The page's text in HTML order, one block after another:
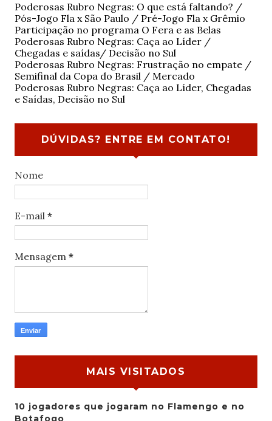
Poderosas Rubro Negras: O que está faltando? /
Pós-Jogo Fla x São Paulo / Pré-Jogo Fla x Grêmio
Participação no programa O Fera e as Belas
Poderosas Rubro Negras: Caça ao Líder /
Chegadas e saídas/ Decisão no Sul
Poderosas Rubro Negras: Frustração no empate /
Semifinal da Copa do Brasil / Mercado
Poderosas Rubro Negras: Caça ao Líder, Chegadas
e Saídas, Decisão no Sul
DÚVIDAS? ENTRE EM CONTATO!
Nome
E-mail *
Mensagem *
MAIS VISITADOS
10 jogadores que jogaram no Flamengo e no
Botafogo